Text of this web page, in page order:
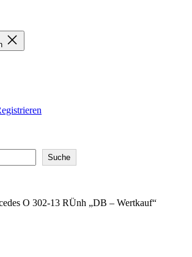
Suche
O 302-13 RÜnh „DB – Wertkauf“